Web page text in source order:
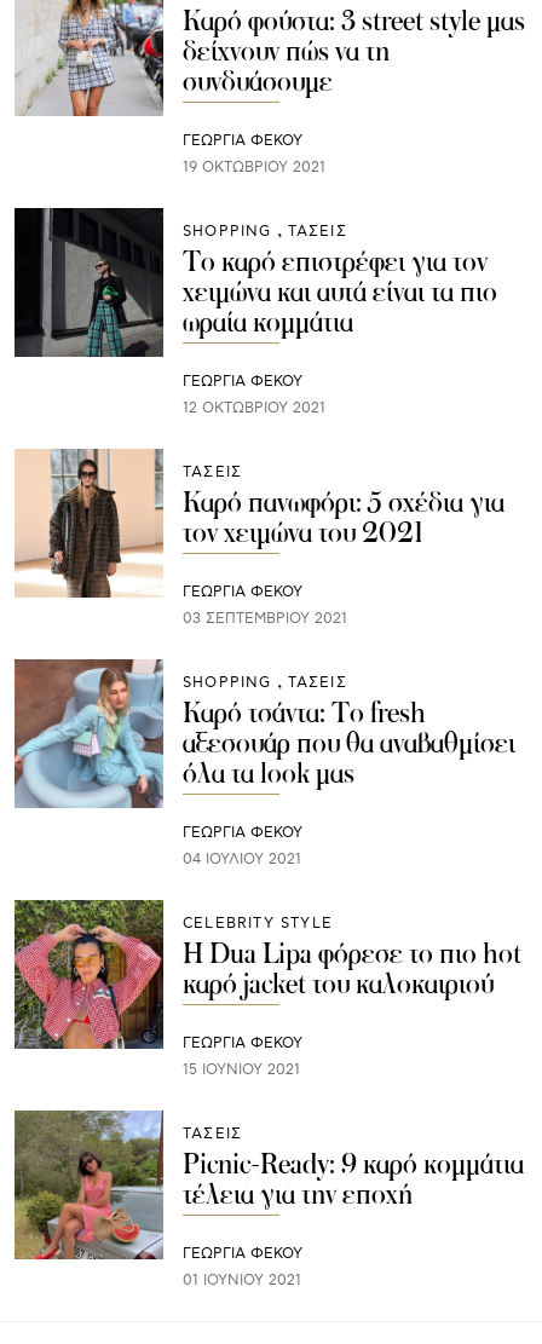
Καρό φούστα: 3 street style μας
δείχνουν πώς να τη
συνδυάσουμε
ΓΕΩΡΓΙΑ ΦΕΚΟΥ
19 ΟΚΤΩΒΡΊΟΥ 2021
SHOPPING ΤΑΣΕΙΣ
Το καρό επιστρέφει για τον
χειμώνα και αυτά είναι τα πιο
ωραία κομμάτια
ΓΕΩΡΓΙΑ ΦΕΚΟΥ
12 ΟΚΤΩΒΡΊΟΥ 2021
ΤΑΣΕΙΣ
Καρό πανωφόρι: 5 σχέδια για
τον χειμώνα του 2021
ΓΕΩΡΓΙΑ ΦΕΚΟΥ
03 ΣΕΠΤΕΜΒΡΊΟΥ 2021
SHOPPING ΤΑΣΕΙΣ
Καρό τσάντα: Το fresh
αξεσουάρ που θα αναβαθμίσει
όλα τα look μας
ΓΕΩΡΓΙΑ ΦΕΚΟΥ
04 ΙΟΥΛΊΟΥ 2021
CELEBRITY STYLE
Η Dua Lipa φόρεσε το πιο hot
καρό jacket του καλοκαιριού
ΓΕΩΡΓΙΑ ΦΕΚΟΥ
15 ΙΟΥΝΊΟΥ 2021
ΤΑΣΕΙΣ
Picnic-Ready: 9 καρό κομμάτια
τέλεια για την εποχή
ΓΕΩΡΓΙΑ ΦΕΚΟΥ
01 ΙΟΥΝΊΟΥ 2021